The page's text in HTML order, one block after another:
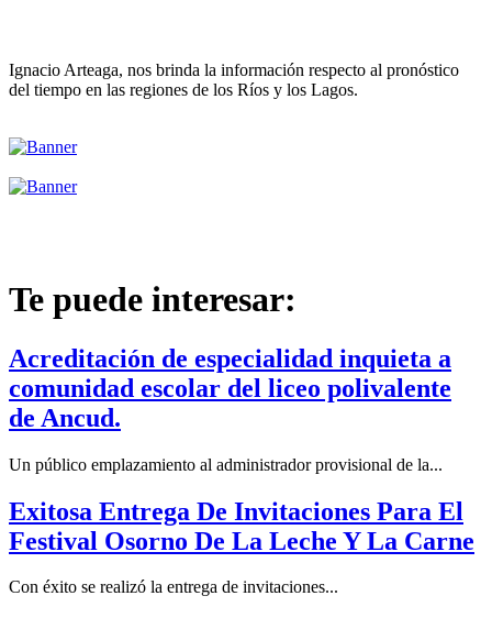
Ignacio Arteaga, nos brinda la información respecto al pronóstico
del tiempo en las regiones de los Ríos y los Lagos.
Te puede interesar:
Acreditación de especialidad inquieta a
comunidad escolar del liceo polivalente
de Ancud.
Un público emplazamiento al administrador provisional de la...
Exitosa Entrega De Invitaciones Para El
Festival Osorno De La Leche Y La Carne
Con éxito se realizó la entrega de invitaciones...